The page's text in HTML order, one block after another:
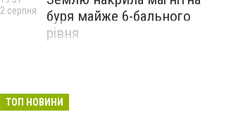
буря майже 6-бального
рівня
2 серпня
ТОП НОВИНИ